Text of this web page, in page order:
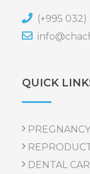
(+995 032)
QUICK
DENTAL